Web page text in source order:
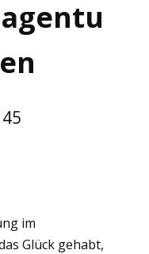
im
Glück gehabt,